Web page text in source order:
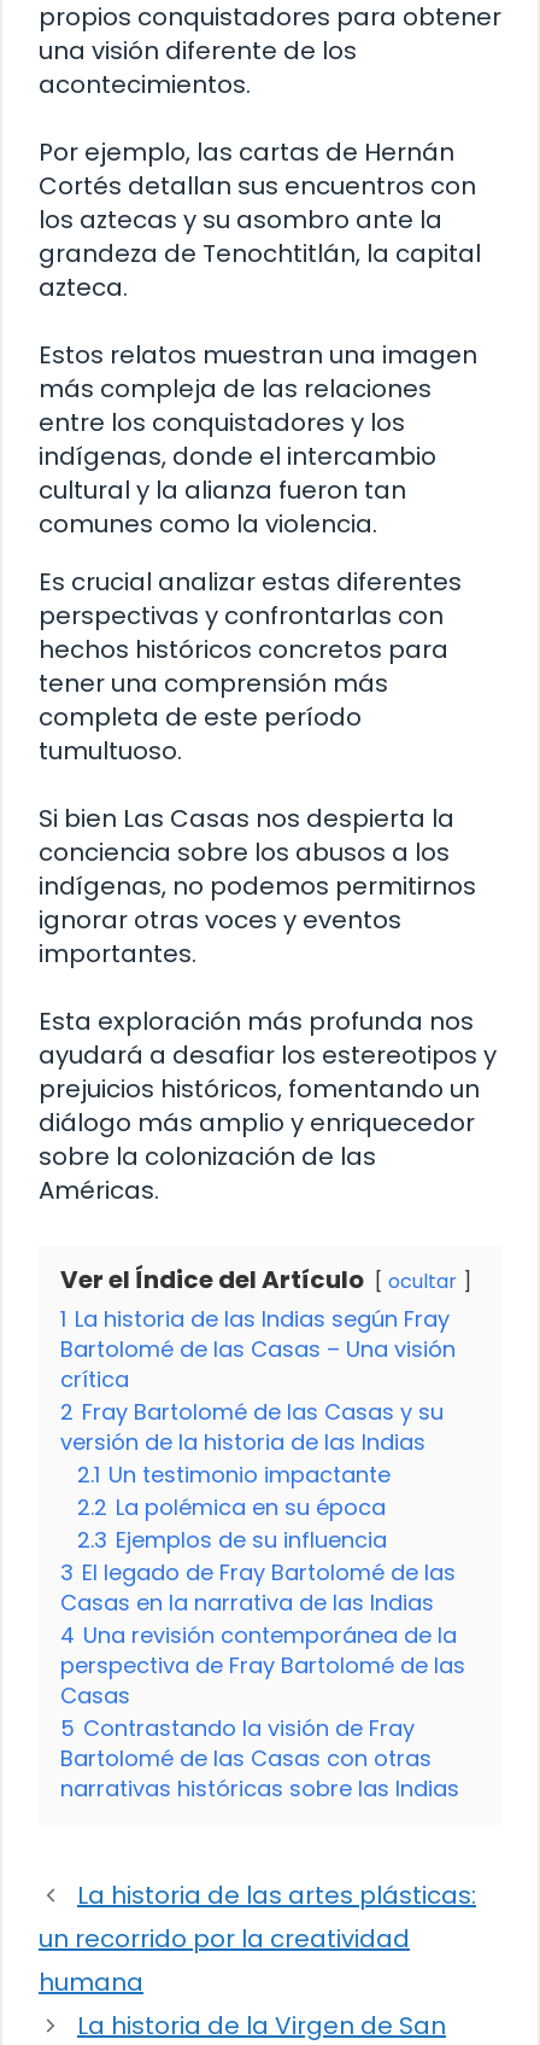
propios conquistadores para obtener
una visión diferente de los
acontecimientos.
Por ejemplo, las cartas de Hernán
Cortés detallan sus encuentros con
los aztecas y su asombro ante la
grandeza de Tenochtitlán, la capital
azteca.
Estos relatos muestran una imagen
más compleja de las relaciones
entre los conquistadores y los
indígenas, donde el intercambio
cultural y la alianza fueron tan
comunes como la violencia.
Es crucial analizar estas diferentes
perspectivas y confrontarlas con
hechos históricos concretos para
tener una comprensión más
completa de este período
tumultuoso.
Si bien Las Casas nos despierta la
conciencia sobre los abusos a los
indígenas, no podemos permitirnos
ignorar otras voces y eventos
importantes.
Esta exploración más profunda nos
ayudará a desafiar los estereotipos y
prejuicios históricos, fomentando un
diálogo más amplio y enriquecedor
sobre la colonización de las
Américas.
Ver el Índice del Artículo ocultar
1 La historia de las Indias según Fray
Bartolomé de las Casas – Una visión
crítica
2 Fray Bartolomé de las Casas y su
versión de la historia de las Indias
2.1 Un testimonio impactante
2.2 La polémica en su época
2.3 Ejemplos de su influencia
3 El legado de Fray Bartolomé de las
Casas en la narrativa de las Indias
4 Una revisión contemporánea de la
perspectiva de Fray Bartolomé de las
Casas
5 Contrastando la visión de Fray
Bartolomé de las Casas con otras
narrativas históricas sobre las Indias
La historia de las artes plásticas:
un recorrido por la creatividad
humana
La historia de la Virgen de San